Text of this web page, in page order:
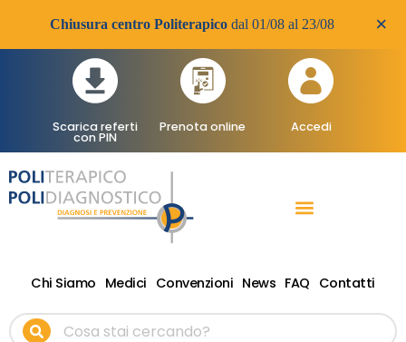
Chiusura centro Politerapicodal 01/08 al 23/08 ×
Scarica referti
con PIN
Prenota online Accedi
Chi Siamo Medici Convenzioni News FAQ Contatti